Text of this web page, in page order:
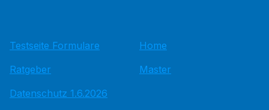
Testseite Formulare
Ratgeber
Datenschutz 1.6.2026
Home
Master